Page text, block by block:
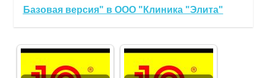
Базовая версия" в ООО "Клиника "Элита"